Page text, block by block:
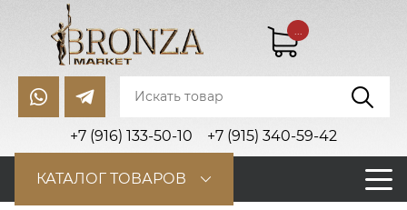
+7 (916) 133-50-10 +7 (915) 340-59-42
...
КАТАЛОГ ТОВАРОВ